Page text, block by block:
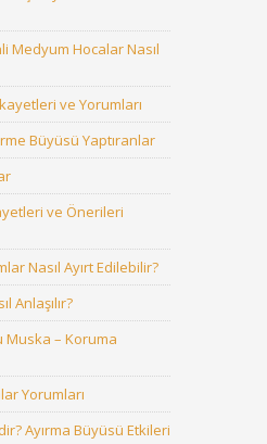
Medyum Hocalar Nasıl
ve Yorumları
Büyüsü Yaptıranlar
ve Önerileri
Nasıl Ayırt Edilebilir?
Anlaşılır?
– Koruma
Yorumları
Ayırma Büyüsü Etkileri